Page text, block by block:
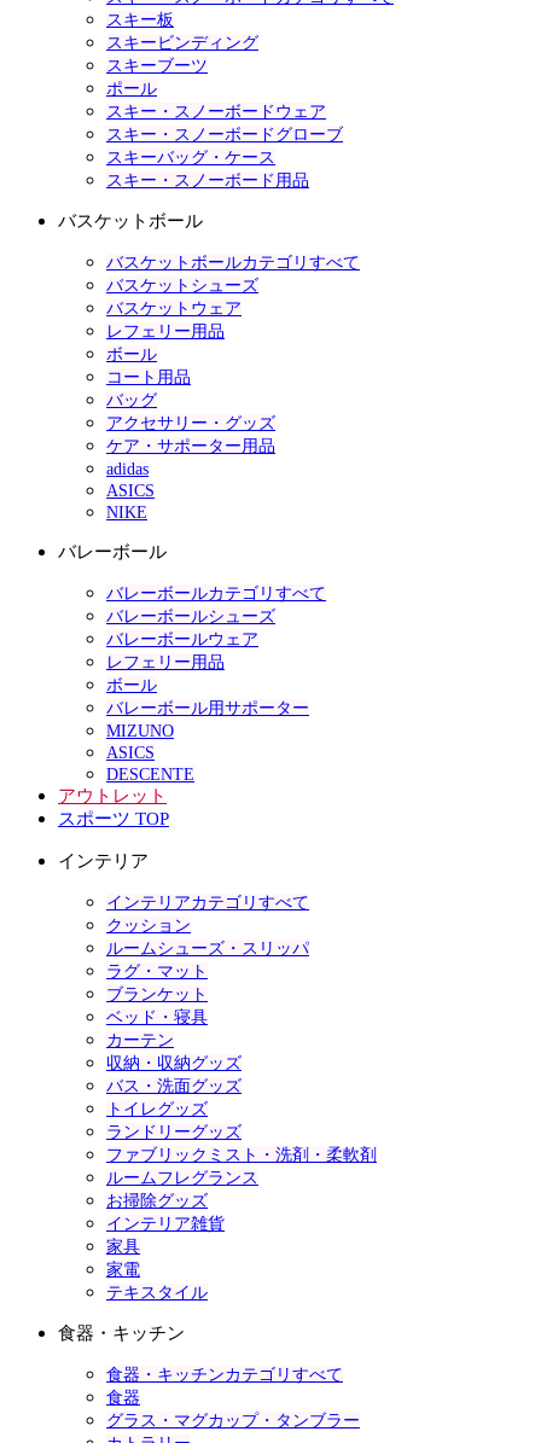
スキー板
スキービンディング
スキーブーツ
ポール
スキー・スノーボードウェア
スキー・スノーボードグローブ
スキーバッグ・ケース
スキー・スノーボード用品
バスケットボール
バスケットボールカテゴリすべて
バスケットシューズ
バスケットウェア
レフェリー用品
ボール
コート用品
バッグ
アクセサリー・グッズ
ケア・サポーター用品
adidas
ASICS
NIKE
バレーボール
バレーボールカテゴリすべて
バレーボールシューズ
バレーボールウェア
レフェリー用品
ボール
バレーボール用サポーター
MIZUNO
ASICS
DESCENTE
アウトレット
スポーツ TOP
インテリア
インテリアカテゴリすべて
クッション
ルームシューズ・スリッパ
ラグ・マット
ブランケット
ベッド・寝具
カーテン
収納・収納グッズ
バス・洗面グッズ
トイレグッズ
ランドリーグッズ
ファブリックミスト・洗剤・柔軟剤
ルームフレグランス
お掃除グッズ
インテリア雑貨
家具
家電
テキスタイル
食器・キッチン
食器・キッチンカテゴリすべて
食器
グラス・マグカップ・タンブラー